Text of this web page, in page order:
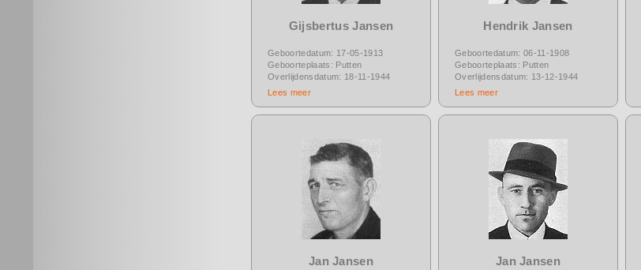
Gijsbertus Jansen
Geboortedatum: 17-05-1913
Geboorteplaats: Putten
Overlijdensdatum: 18-11-1944
Lees meer
Hendrik Jansen
Geboortedatum: 06-11-1908
Geboorteplaats: Putten
Overlijdensdatum: 13-12-1944
Lees meer
Jan Jansen Jan Jansen